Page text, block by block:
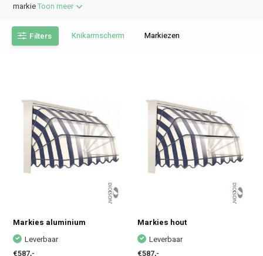
markieToon meer
Filters Knikarmscherm Markiezen
Markies aluminium
Leverbaar
€587,-
Markies hout
Leverbaar
€587,-